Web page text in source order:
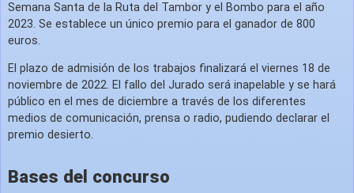
Semana Santa de la Ruta del Tambor y el Bombo para el año
2023. Se establece un único premio para el ganador de 800
euros
El plazo de admisión de los trabajos finalizará el viernes 18 de
noviembre de 2022. El fallo del Jurado será inapelable y se hará
público en el mes de diciembre a través de los diferentes
medios de comunicación, prensa o radio, pudiendo declarar el
premio desierto.
Bases del concurso